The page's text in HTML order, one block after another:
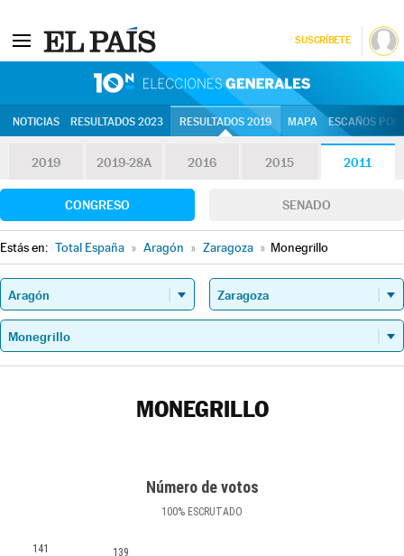
SUSCRÍBETE
NOTICIAS RESULTADOS 2023 RESULTADOS 2019 MAPA ESCAÑOS
2019 2019-28A 2016 2015 2011
CONGRESO SENADO
Estás en: Total España » Aragón » Zaragoza » Monegrillo
MONEGRILLO
Número de votos
100% ESCRUTADO
141 139